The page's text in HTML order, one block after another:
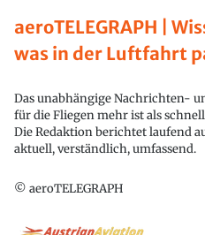
aeroTELEGRAPH |
was in der Luftfahrt
Das unabhängige Nachrichten-
für die Fliegen mehr ist als
Die Redaktion berichtet laufend
aktuell, verständlich, umfassend.
© aeroTELEGRAPH